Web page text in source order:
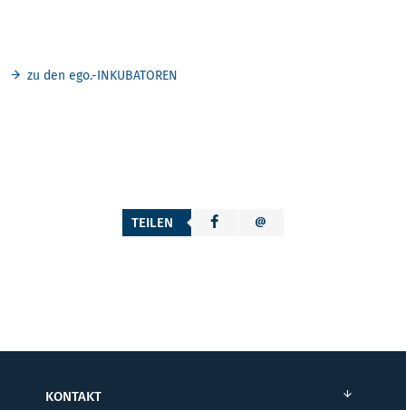
zu den ego.-INKUBATOREN
TEILEN
KONTAKT